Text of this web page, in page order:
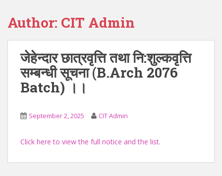
Author: CIT Admin
जेहेन्दार छात्रवृत्ति तथा नि:शुल्कवृत्ति
सम्बन्धी सूचना (B.Arch 2076
Batch) ।।
September 2, 2025 CIT Admin
Click here to view the full notice and the list.